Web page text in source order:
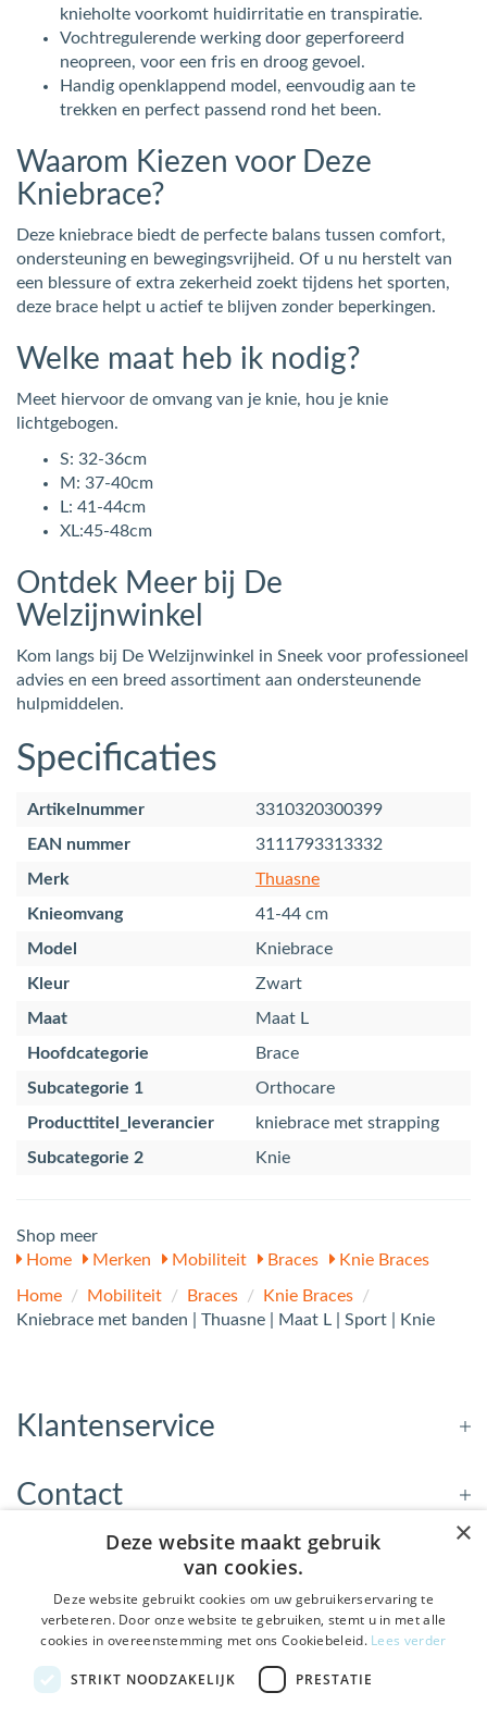
knieholte voorkomt huidirritatie en transpiratie.
Vochtregulerende werking door geperforeerd
neopreen, voor een fris en droog gevoel.
Handig openklappend model, eenvoudig aan te
trekken en perfect passend rond het been.
Waarom Kiezen voor Deze
Kniebrace?
Deze kniebrace biedt de perfecte balans tussen comfort,
ondersteuning en bewegingsvrijheid. Of u nu herstelt van
een blessure of extra zekerheid zoekt tijdens het sporten,
deze brace helpt u actief te blijven zonder beperkingen.
Welke maat heb ik nodig?
Meet hiervoor de omvang van je knie, hou je knie
lichtgebogen.
S: 32-36cm
M: 37-40cm
L: 41-44cm
XL:45-48cm
Ontdek Meer bij De
Welzijnwinkel
Kom langs bij De Welzijnwinkel in Sneek voor professioneel
advies en een breed assortiment aan ondersteunende
hulpmiddelen.
Specificaties
Artikelnummer
3310320300399
EAN nummer
3111793313332
Merk
Thuasne
Knieomvang
41-44 cm
Model
Kniebrace
Kleur
Zwart
Maat
Maat L
Hoofdcategorie
Brace
Subcategorie 1
Orthocare
Producttitel_leverancier
kniebrace met strapping
Subcategorie 2
Knie
Shop meer
Home
Merken Mobiliteit Braces Knie Braces
Home / Mobiliteit / Braces / Knie Braces
/
Kniebrace met banden | Thuasne | Maat L | Sport | Knie
Klantenservice
Contact
Openingstijden
Nieuwsbrief
×
Deze website maakt gebruik
van cookies.
Deze website gebruikt cookies om uw gebruikerservaring te
verbeteren. Door onze website te gebruiken, stemt u in met alle
cookies in overeenstemming met ons Cookiebeleid. Lees verder
STRIKT NOODZAKELIJK PRESTATIE
De Welzijnwinkel in je
inbox